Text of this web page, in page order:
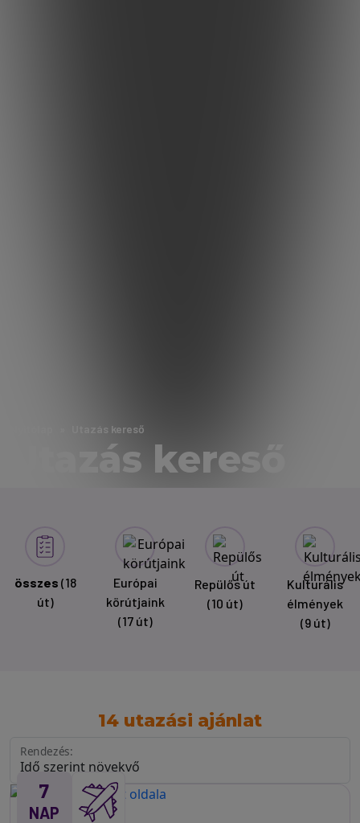
Utazás kereső
Utazás kereső
összes (18
út)
Európai
körútjaink
(17 út)
Repülős út
(10 út)
Kulturális
élmények
(9 út)
14 utazási ajánlat
Rendezés:
7
NAP